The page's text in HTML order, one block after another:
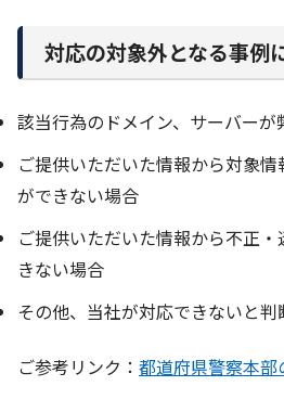
対応の対象外となる事例
該当行為のドメイン、サーバー
ご提供いただいた情報から対象
ができない場合
ご提供いただいた情報から不正
きない場合
その他、当社が対応できないと
ご参考リンク： 都道府県警察本